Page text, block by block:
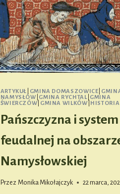
ARTYKUŁ GMINA DOMASZOWICE
NAMYSŁÓW GMINA RYCHTAL| GMINA
ŚWIERCZÓW GMINA WILKÓW HISTORIA
Pańszczyzna i
feudalnej na
Namysłowskiej
Przez Monika Mikołajczyk 22 marca,